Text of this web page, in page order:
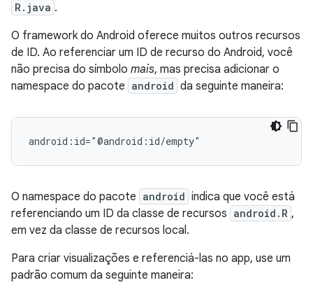
R.java .
O framework do Android oferece muitos outros recursos
de ID. Ao referenciar um ID de recurso do Android, você
não precisa do símbolo mais, mas precisa adicionar o
namespace do pacote android da seguinte maneira:
android:id="@android:id/empty"
O namespace do pacote android indica que você está
referenciando um ID da classe de recursos android.R ,
em vez da classe de recursos local.
Para criar visualizações e referenciá-las no app, use um
padrão comum da seguinte maneira: